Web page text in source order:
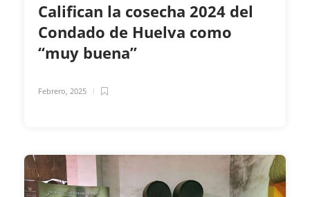
Califican la cosecha 2024 del
Condado de Huelva como
“muy buena”
Febrero, 2025